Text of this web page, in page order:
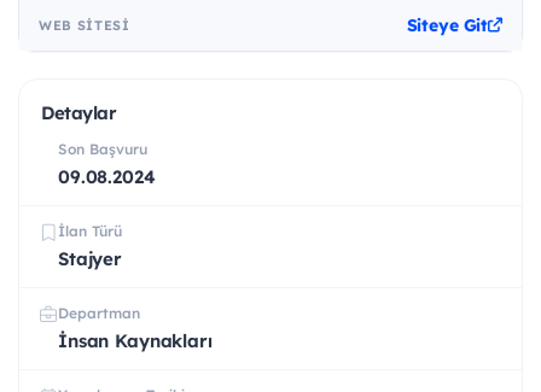
WEB SITESI Siteye Git
Detaylar
Son Başvuru
09.08.2024
İlan Türü
Stajyer
Departman
İnsan Kaynakları